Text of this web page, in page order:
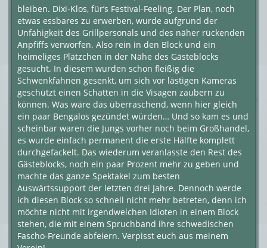
bleiben. Dixi-Klos, für’s Festival-Feeling. Der Plan, noch
etwas essbares zu erwerben, wurde aufgrund der
Unfähigkeit des Grillpersonals und des näher rückenden
Anpfiffs verworfen. Also rein in den Block und ein
heimeliges Plätzchen in der Nähe des Gästeblocks
gesucht. In diesem wurden schon fleißig die
Schwenkfahnen gesenkt, um sich vor lästigen Kameras
geschützt einen Schatten in die Visagen zaubern zu
können. Was wäre das überraschend, wenn hier gleich
ein paar Bengalos gezündet würden… Und so kam es und
scheinbar waren die Jungs vorher noch beim Großhandel,
es wurde einfach permanent die erste Hälfte komplett
durchgefackelt. Das wiederum veranlasste den Rest des
Gästeblocks, noch ein paar Prozent mehr zu geben und
machte das ganze Spektakel zum besten
Auswärtssupport der letzten drei Jahre. Dennoch werde
ich diesen Block so schnell nicht mehr betreten, denn ich
möchte nicht mit irgendwelchen Idioten in einem Block
stehen, die mit einem Spruchband ihre schwedischen
Fascho-Freunde abfeiern. Verpisst euch aus meinem